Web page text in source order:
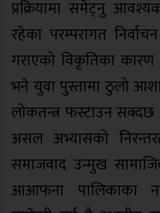
प्रक्रियामा समेट्नु
रहेका परम्परागत
गराएको विकृतिका कारण
भने युवा पुस्तामा ठुलो
लोकतन्त्र फस्टाउन सक्दछ
असल अभ्यासको
समाजवाद उन्मुख
आआफना पालिकाका